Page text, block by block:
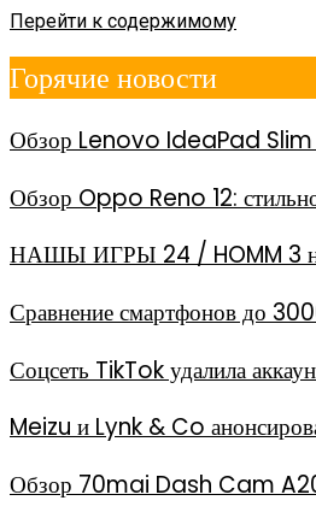
Перейти к содержимому
Горячие новости
Обзор Lenovo IdeaPad Slim
Обзор Oppo Reno 12:
НАШЫ ИГРЫ 24 / HOMM 3
Сравнение смартфонов до
Соцсеть TikTok удалила
Meizu и Lynk & Co
Обзор 70mai Dash Cam A200: